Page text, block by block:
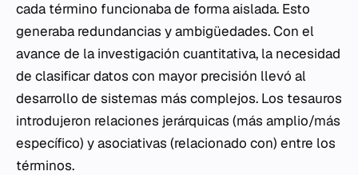
cada término funcionaba de forma aislada. Esto
generaba redundancias y ambigüedades. Con el
avance de la investigación cuantitativa, la necesidad
de clasificar datos con mayor precisión llevó al
desarrollo de sistemas más complejos. Los tesauros
introdujeron relaciones jerárquicas (más amplio/más
específico) y asociativas (relacionado con) entre los
términos.